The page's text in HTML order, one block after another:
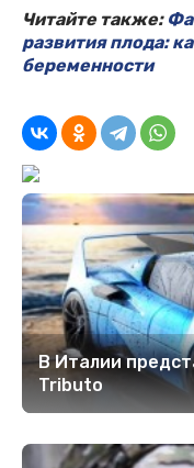
Читайте также:
развития плода:
беременности
В Италии
Tributo